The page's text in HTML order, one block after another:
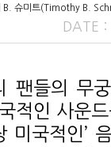
B. 슈미트(Timothy B.
DATE
팬들의 무
적인 사운
미국적인’